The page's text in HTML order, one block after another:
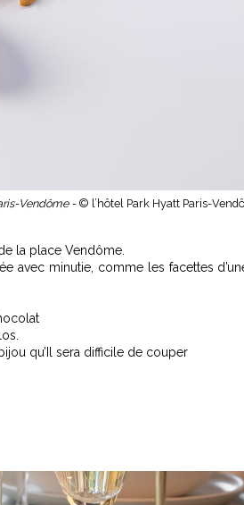
Vendôme - © l’hôtel Park Hyatt Paris-
la place Vendôme.
avec minutie, comme les facettes
qu’Il sera difficile de couper